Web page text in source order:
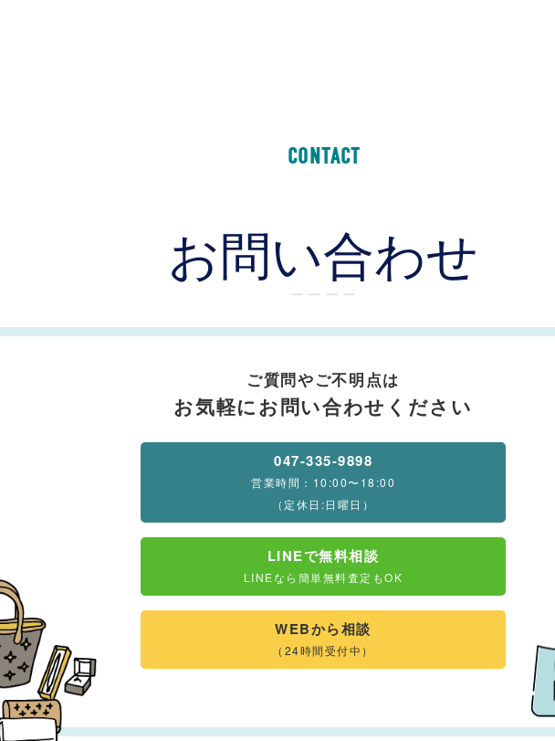
CONTACT
お問い合わせ
ー ー ー ー
ご質問やご不明点は
お気軽にお問い合わせください
047-335-9898
営業時間：10:00〜18:00
（定休日:日曜日）
LINEで無料相談
LINEなら簡単無料査定もOK
WEBから相談
（24時間受付中）